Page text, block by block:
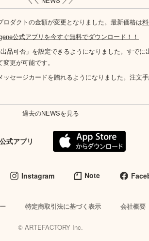
ロダクトの金額が変更となりました。最新価格は
公式アプリを今すぐ無料でダウンロード！！
品可否」を設定できるようになりました。すでに
更が可能です。
ッセージカードを贈れるようになりました。注文
過去のNEWSを見る
式アプリ
Instagram Note
特定商取引法に基づく表示 会社概要
© ARTEFACTORY Inc.